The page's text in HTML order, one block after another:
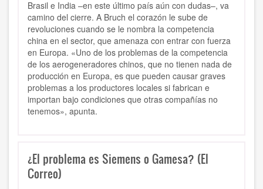
Brasil e India –en este último país aún con dudas–, va
camino del cierre. A Bruch el corazón le sube de
revoluciones cuando se le nombra la competencia
china en el sector, que amenaza con entrar con fuerza
en Europa. «Uno de los problemas de la competencia
de los aerogeneradores chinos, que no tienen nada de
producción en Europa, es que pueden causar graves
problemas a los productores locales si fabrican e
importan bajo condiciones que otras compañías no
tenemos», apunta.
¿El problema es Siemens o Gamesa? (El
Correo)